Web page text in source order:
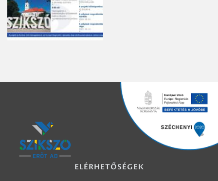
ELÉRHETŐSÉGEK